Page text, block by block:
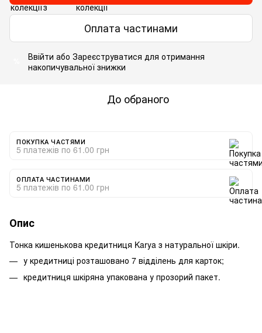
Оплата частинами
Ввійти або Зареєструватися для отримання
накопичувальної знижки
До обраного
ПОКУПКА ЧАСТЯМИ
5 платежів по 61.00 грн
ОПЛАТА ЧАСТИНАМИ
5 платежів по 61.00 грн
Опис
Тонка кишенькова кредитниця Karya з натуральної шкіри.
у кредитниці розташовано 7 відділень для карток;
кредитниця шкіряна упакована у прозорий пакет.